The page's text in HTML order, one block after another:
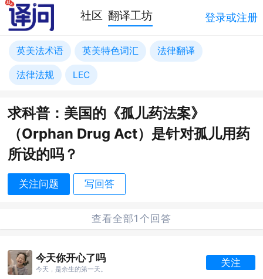
社区 翻译工坊 登录或注册
英美法术语 英美特色词汇 法律翻译
法律法规 LEC
求科普：美国的《孤儿药法案》
（Orphan Drug Act）是针对孤儿用药
所设的吗？
关注问题 写回答
查看全部1个回答
今天你开心了吗
今天，是余生的第一天。
关注